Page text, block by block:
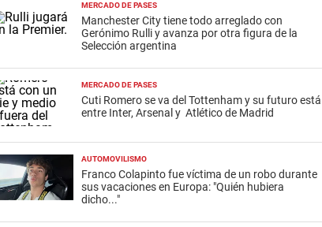
MERCADO DE PASES
Manchester City tiene todo arreglado con
Gerónimo Rulli y avanza por otra figura de la
Selección argentina
MERCADO DE PASES
Cuti Romero se va del Tottenham y su futuro está
entre Inter, Arsenal y Atlético de Madrid
AUTOMOVILISMO
Franco Colapinto fue víctima de un robo durante
sus vacaciones en Europa: "Quién hubiera
dicho..."